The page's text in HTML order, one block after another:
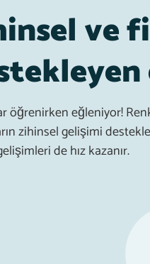
ve
öğrenirken eğleniyor!
zihinsel gelişimi
de hız kazanır.